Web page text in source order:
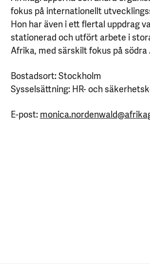
fokus på internationellt
Hon har även i ett flertal uppdrag
stationerad och utfört arbete i
Afrika, med särskilt fokus på södra
Bostadsort: Stockholm
Sysselsättning: HR- och
E-post: